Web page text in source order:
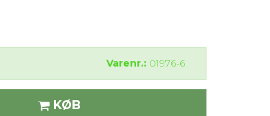
Varenr.: 01976-6
KØB